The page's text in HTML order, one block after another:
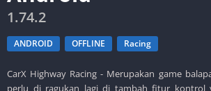
1.74.2
ANDROID OFFLINE Racing
CarX Highway Racing - Merupakan game
perlu di ragukan lagi di tambah fitur kontrol